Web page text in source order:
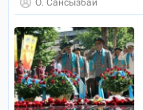
О. Сансызбай